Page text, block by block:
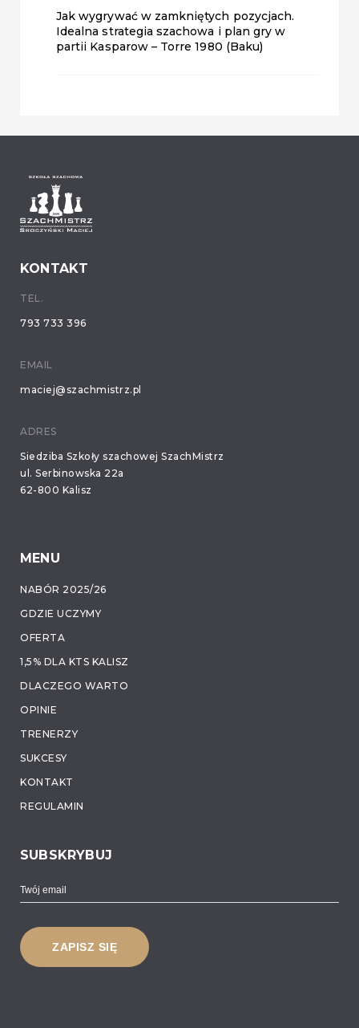
Jak wygrywać w zamkniętych pozycjach.
Idealna strategia szachowa i plan gry w
partii Kasparow – Torre 1980 (Baku)
KONTAKT
TEL.
793 733 396
EMAIL
maciej@szachmistrz.pl
ADRES
Siedziba Szkoły szachowej SzachMistrz
ul. Serbinowska 22a
62-800 Kalisz
MENU
NABÓR 2025/26
GDZIE UCZYMY
OFERTA
1,5% DLA KTS KALISZ
DLACZEGO WARTO
OPINIE
TRENERZY
SUKCESY
KONTAKT
REGULAMIN
SUBSKRYBUJ